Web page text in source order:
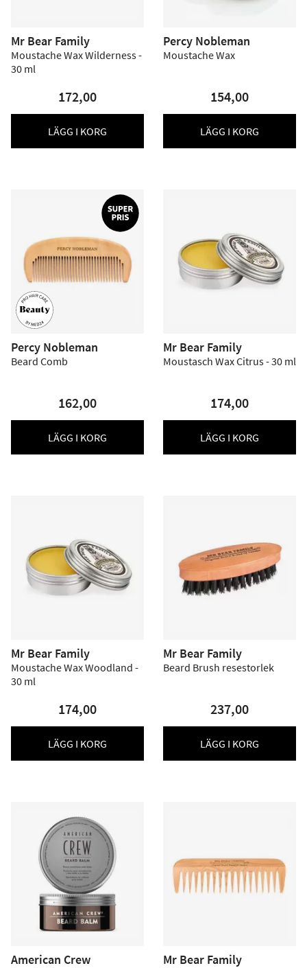
Mr Bear Family
Moustache Wax Wilderness -
30 ml
172,00
LÄGG I KORG
Percy Nobleman
Moustache Wax
154,00
LÄGG I KORG
Percy Nobleman
Beard Comb
162,00
LÄGG I KORG
Mr Bear Family
Moustasch Wax Citrus - 30 ml
174,00
LÄGG I KORG
Mr Bear Family
Moustache Wax Woodland -
30 ml
174,00
LÄGG I KORG
Mr Bear Family
Beard Brush resestorlek
237,00
LÄGG I KORG
American Crew Mr Bear Family